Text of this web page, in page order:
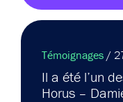
Témoignages /
Il a été l’un
Horus –